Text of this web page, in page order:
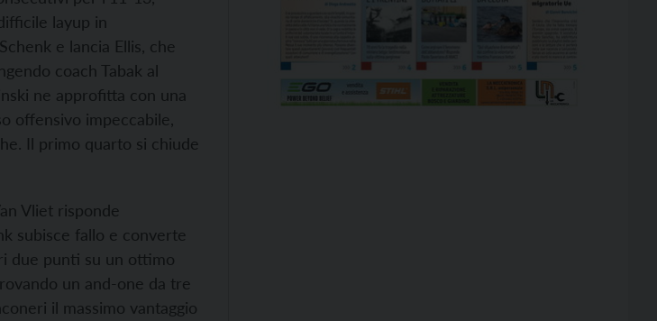
layup in
e lancia Ellis, che
coach Tabak al
ne approfitta con una
offensivo impeccabile,
Il primo quarto si chiude
Vliet risponde
subisce fallo e converte
due punti su un ottimo
un and-one da tre
il massimo vantaggio